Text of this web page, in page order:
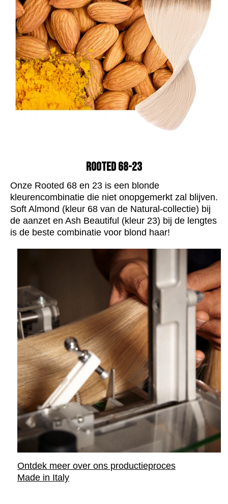
ROOTED 68-23
Onze Rooted 68 en 23 is een blonde
kleurencombinatie die niet onopgemerkt zal blijven.
Soft Almond (kleur 68 van de Natural-collectie) bij
de aanzet en Ash Beautiful (kleur 23) bij de lengtes
is de beste combinatie voor blond haar!
Ontdek meer over ons productieproces
Made in Italy